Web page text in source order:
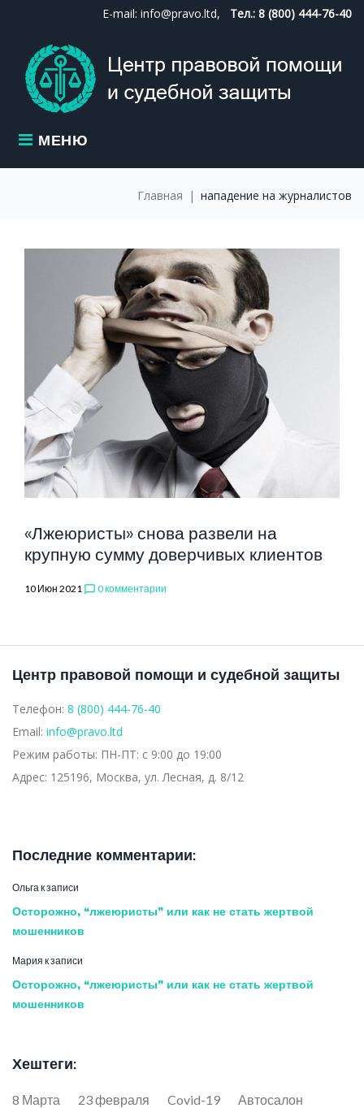
content
E-mail: info@pravo.ltd, Тел.: 8 (800) 444-76-40
МЕНЮ
Главная | нападение на журналистов
МЕТКА:
НАПАДЕНИЕ
НА
«Лжеюристы» снова развели на
крупную сумму доверчивых клиентов
10 Июн 2021 chat_bubble_outline 0 комментарии
Центр правовой помощи и судебной защиты
Телефон: 8 (800) 444-76-40
Email: info@pravo.ltd
Режим работы: ПН-ПТ: с 9:00 до 19:00
Адрес: 125196, Москва, ул. Лесная, д. 8/12
Последние комментарии:
Ольга к записи
Осторожно, “лжеюристы” или как не стать жертвой
мошенников
Мария к записи
Осторожно, “лжеюристы” или как не стать жертвой
мошенников
Хештеги:
8 Марта 23 февраля Covid-19 Автосалон